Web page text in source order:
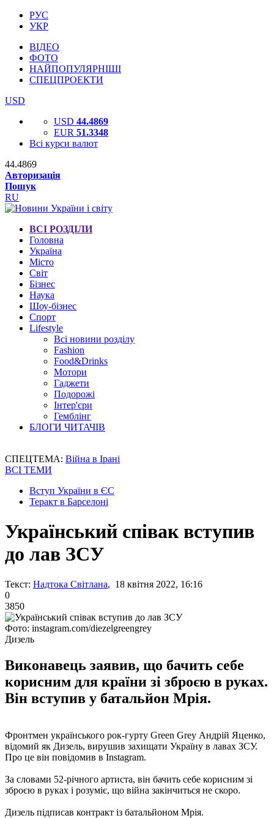
РУС
УКР
ВІДЕО
ФОТО
НАЙПОПУЛЯРНІШІ
СПЕЦПРОЕКТИ
USD
USD 44.4869
EUR 51.3348
Всі курси валют
44.4869
Авторизація
Пошук
RU
ВСІ РОЗДІЛИ
Головна
Україна
Місто
Світ
Бізнес
Наука
Шоу-бізнес
Спорт
Lifestyle
Всі новини розділу
Fashion
Food&Drinks
Мотори
Гаджети
Подорожі
Інтер'єри
Гемблінг
БЛОГИ ЧИТАЧІВ
СПЕЦТЕМА: Війна в Ірані
ВСІ ТЕМИ
Вступ України в ЄС
Теракт в Барселоні
Український співак вступив
до лав ЗСУ
Текст: Надтока Світлана, 18 квітня 2022, 16:16
0
3850
Фото: instagram.com/diezelgreengrey
Дизель
Виконавець заявив, що бачить себе
корисним для країни зі зброєю в руках.
Він вступив у батальйон Мрія.
Фронтмен українського рок-гурту Green Grey Андрій Яценко,
відомий як Дизель, вирушив захищати Україну в лавах ЗСУ.
Про це він повідомив в Instagram.
За словами 52-річного артиста, він бачить себе корисним зі
зброєю в руках і розуміє, що війна закінчиться не скоро.
Дизель підписав контракт із батальйоном Мрія.